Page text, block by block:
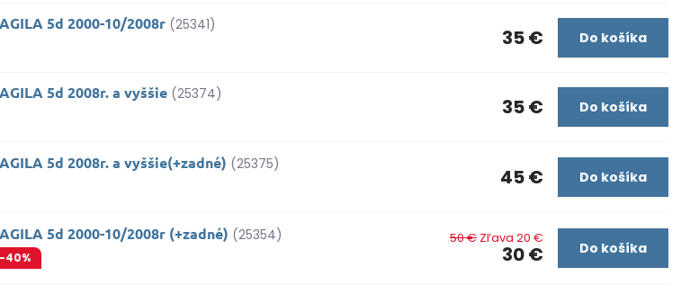
5d 2000-10/2008r (25341)
35 € Do košíka
5d 2008r. a vyššie (25374)
35 € Do košíka
5d 2008r. a vyššie(+zadné) (25375)
45 € Do košíka
5d 2000-10/2008r (+zadné) (25354)
-40% 30 €
50 € Zľava 20 €
Do košíka